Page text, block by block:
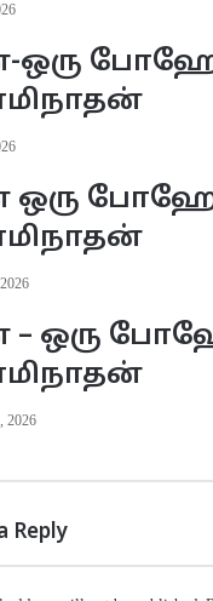
ஒரு
ஒரு
– ஒரு
2026
Reply